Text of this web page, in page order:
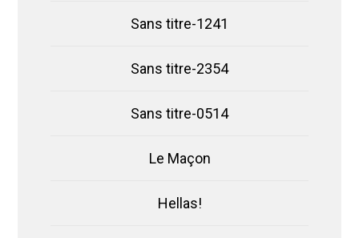
Sans titre-1241
Sans titre-2354
Sans titre-0514
Le Maçon
Hellas!